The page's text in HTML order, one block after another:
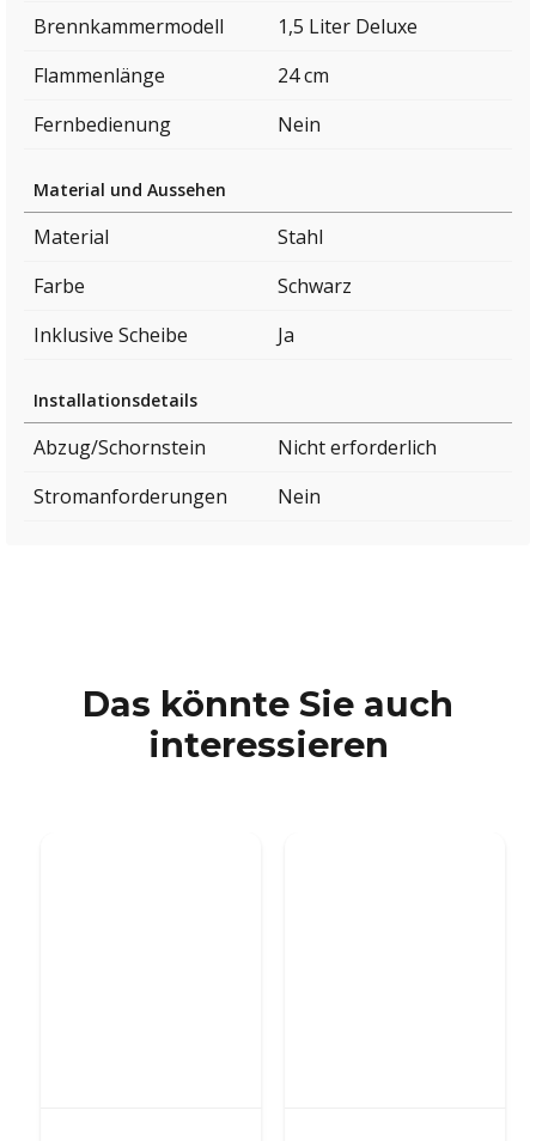
Brennkammermodell
1,5 Liter Deluxe
Flammenlänge
24 cm
Fernbedienung
Nein
Material und Aussehen
Material
Stahl
Farbe
Schwarz
Inklusive Scheibe
Ja
Installationsdetails
Abzug/Schornstein
Nicht erforderlich
Stromanforderungen
Nein
Das könnte Sie auch
interessieren